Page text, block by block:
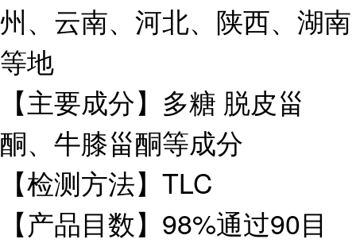
州、云南、河北、陕西、湖南
等地
【主要成分】多糖 脱皮甾
酮、牛膝甾酮等成分
【检测方法】TLC
【产品目数】98%通过90目